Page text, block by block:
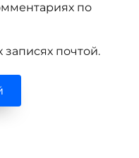
по
почтой.